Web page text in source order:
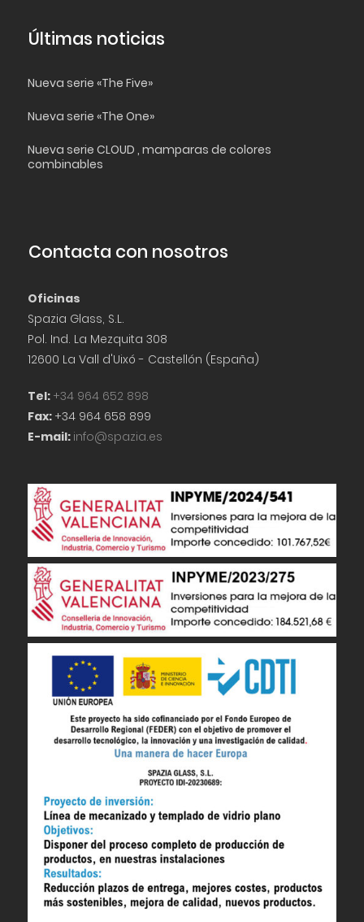
Últimas noticias
Nueva serie «The Five»
Nueva serie «The One»
Nueva serie CLOUD , mamparas de colores
combinables
Contacta con nosotros
Oficinas
Spazia Glass, S.L.
Pol. Ind. La Mezquita 308
12600 La Vall d'Uixó - Castellón (España)
Tel: +34 964 652 898
Fax: +34 964 658 899
E-mail: info@spazia.es